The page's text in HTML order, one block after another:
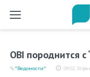
OBI породнится
09:02, 10
"Ведомости"